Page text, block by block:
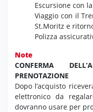
Escursione con
Viaggio con il
St.Moritz e
Polizza
Note
CONFERMA
PRENOTAZIONE
Dopo l’acquisto
elettronico da
dovranno usare per